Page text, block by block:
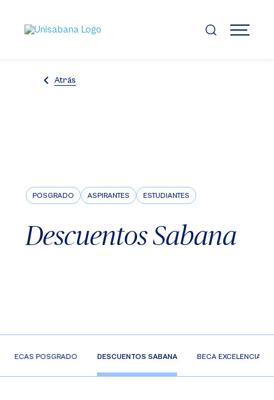
contenido
principal
MENÚ
Atrás
POSGRADO ASPIRANTES ESTUDIANTES
Descuentos Sabana
BECAS POSGRADO DESCUENTOS SABANA BECA EXCELENCIA